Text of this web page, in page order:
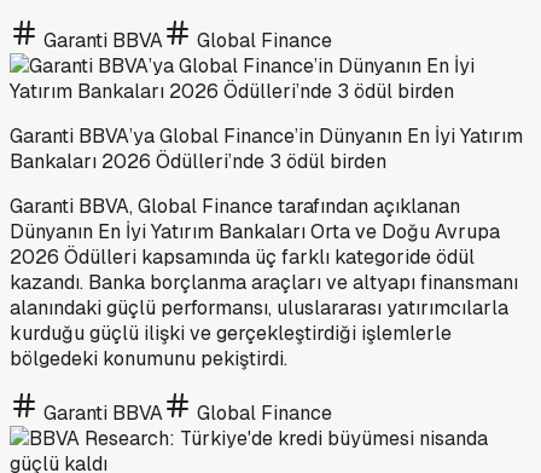
Garanti BBVA Global Finance
Garanti BBVA’ya Global Finance’in Dünyanın En İyi Yatırım
Bankaları 2026 Ödülleri’nde 3 ödül birden
Garanti BBVA, Global Finance tarafından açıklanan
Dünyanın En İyi Yatırım Bankaları Orta ve Doğu Avrupa
2026 Ödülleri kapsamında üç farklı kategoride ödül
kazandı. Banka borçlanma araçları ve altyapı finansmanı
alanındaki güçlü performansı, uluslararası yatırımcılarla
kurduğu güçlü ilişki ve gerçekleştirdiği işlemlerle
bölgedeki konumunu pekiştirdi.
Garanti BBVA Global Finance